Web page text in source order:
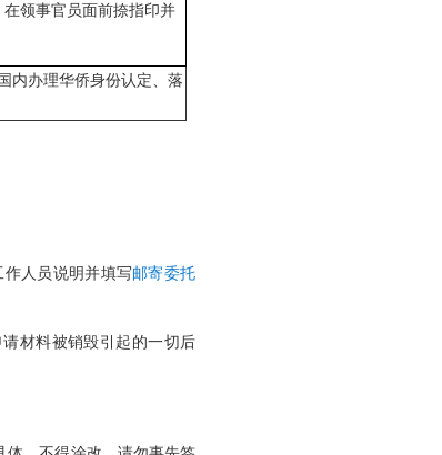
领事官员面前捺指印并
内办理华侨身份认定、落
人员说明并填写邮寄委托
材料被销毁引起的一切后